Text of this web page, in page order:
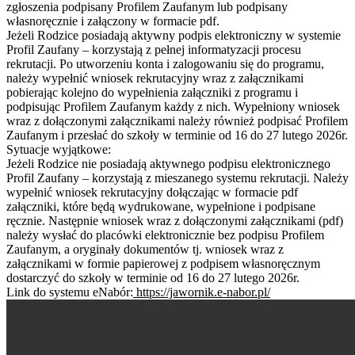
zgłoszenia podpisany Profilem Zaufanym lub podpisany
własnoręcznie i załączony w formacie pdf.
Jeżeli Rodzice posiadają aktywny podpis elektroniczny w systemie
Profil Zaufany – korzystają z pełnej informatyzacji procesu
rekrutacji. Po utworzeniu konta i zalogowaniu się do programu,
należy wypełnić wniosek rekrutacyjny wraz z załącznikami
pobierając kolejno do wypełnienia załączniki z programu i
podpisując Profilem Zaufanym każdy z nich. Wypełniony wniosek
wraz z dołączonymi załącznikami należy również podpisać Profilem
Zaufanym i przesłać do szkoły w terminie od 16 do 27 lutego 2026r.
Sytuacje wyjątkowe:
Jeżeli Rodzice nie posiadają aktywnego podpisu elektronicznego
Profil Zaufany – korzystają z mieszanego systemu rekrutacji. Należy
wypełnić wniosek rekrutacyjny dołączając w formacie pdf
załączniki, które będą wydrukowane, wypełnione i podpisane
ręcznie. Następnie wniosek wraz z dołączonymi załącznikami (pdf)
należy wysłać do placówki elektronicznie bez podpisu Profilem
Zaufanym, a oryginały dokumentów tj. wniosek wraz z
załącznikami w formie papierowej z podpisem własnoręcznym
dostarczyć do szkoły w terminie od 16 do 27 lutego 2026r.
Link do systemu eNabór: https://jawornik.e-nabor.pl/